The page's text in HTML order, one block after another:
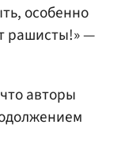
особенно
рашисты!» —
авторы